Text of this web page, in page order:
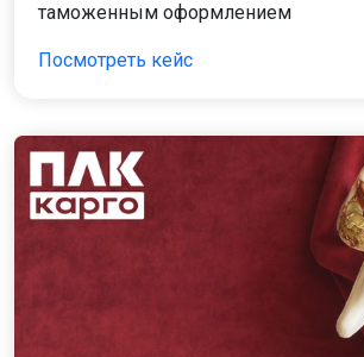
таможенным оформлением
Посмотреть кейс